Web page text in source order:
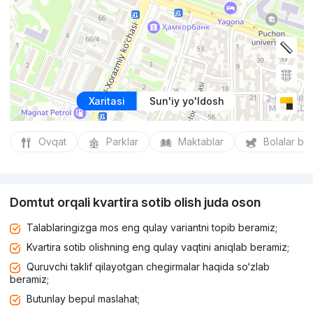
Xaritasi Sun'iy yo'ldosh
Ovqat Parklar Maktablar Bolalar
Domtut orqali kvartira sotib olish juda oson
Talablaringizga mos eng qulay variantni topib beramiz;
Kvartira sotib olishning eng qulay vaqtini aniqlab beramiz;
Quruvchi taklif qilayotgan chegirmalar haqida so‘zlab
beramiz;
Butunlay bepul maslahat;